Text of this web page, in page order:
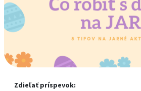
Zdieľať príspevok: